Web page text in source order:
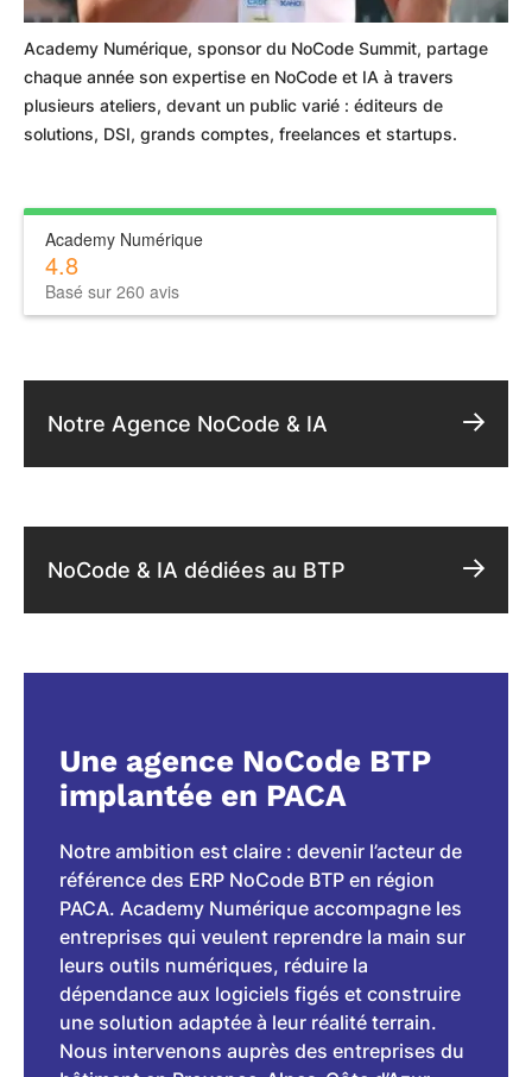
Academy Numérique, sponsor du NoCode Summit, partage
chaque année son expertise en NoCode et IA à travers
plusieurs ateliers, devant un public varié : éditeurs de
solutions, DSI, grands comptes, freelances et startups.
Academy Numérique
4.8
Basé sur 260 avis
Notre Agence NoCode & IA
NoCode & IA dédiées au BTP
Une agence NoCode BTP
implantée en PACA
Notre ambition est claire : devenir l’acteur de
référence des ERP NoCode BTP en région
PACA. Academy Numérique accompagne les
entreprises qui veulent reprendre la main sur
leurs outils numériques, réduire la
dépendance aux logiciels figés et construire
une solution adaptée à leur réalité terrain.
Nous intervenons auprès des entreprises du